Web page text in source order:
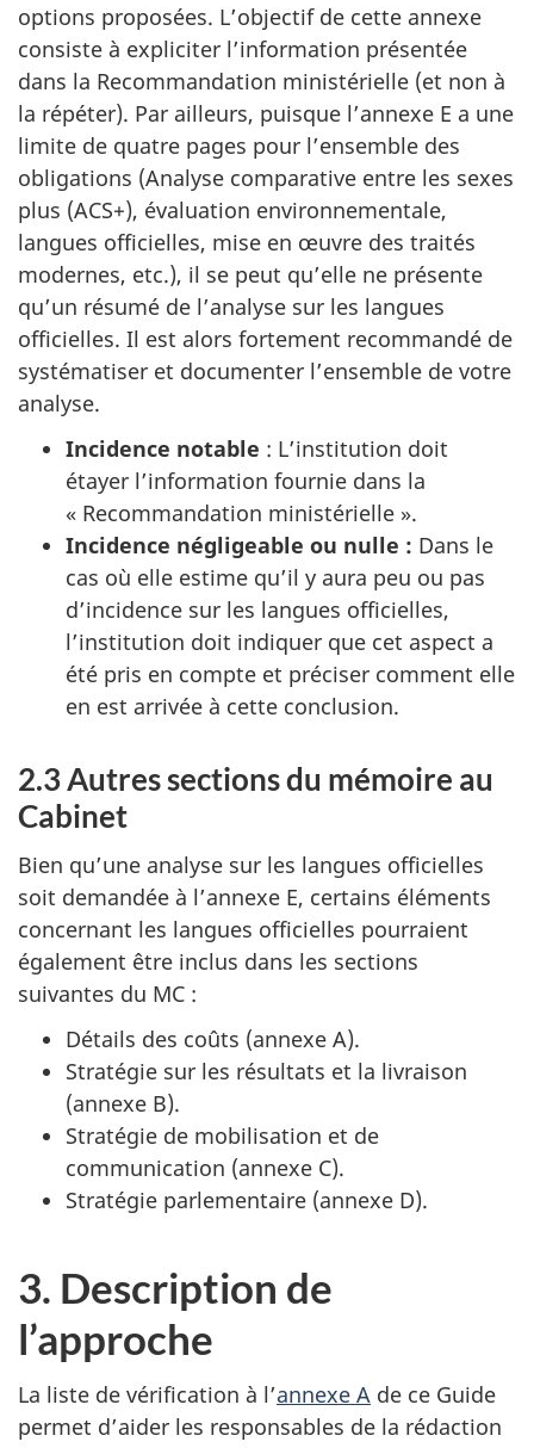
options proposées. L’objectif de cette annexe
consiste à expliciter l’information présentée
dans la Recommandation ministérielle (et non à
la répéter). Par ailleurs, puisque l’annexe E a une
limite de quatre pages pour l’ensemble des
obligations (Analyse comparative entre les sexes
plus (ACS+), évaluation environnementale,
langues officielles, mise en œuvre des traités
modernes, etc.), il se peut qu’elle ne présente
qu’un résumé de l’analyse sur les langues
officielles. Il est alors fortement recommandé de
systématiser et documenter l’ensemble de votre
analyse.
Incidence notable : L’institution doit
étayer l’information fournie dans la
« Recommandation ministérielle ».
Incidence négligeable ou nulle : Dans le
cas où elle estime qu’il y aura peu ou pas
d’incidence sur les langues officielles,
l’institution doit indiquer que cet aspect a
été pris en compte et préciser comment elle
en est arrivée à cette conclusion.
2.3 Autres sections du mémoire au
Cabinet
Bien qu’une analyse sur les langues officielles
soit demandée à l’annexe E, certains éléments
concernant les langues officielles pourraient
également être inclus dans les sections
suivantes du MC :
Détails des coûts (annexe A).
Stratégie sur les résultats et la livraison
(annexe B).
Stratégie de mobilisation et de
communication (annexe C).
Stratégie parlementaire (annexe D).
3. Description de
l’approche
La liste de vérification à l’annexe A de ce Guide
permet d’aider les responsables de la rédaction